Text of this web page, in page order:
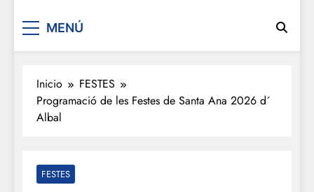
De festa en festa 2.0
MENÚ
Inicio
FESTES
Programació de les Festes de Santa Ana 2026 d´
Albal
FESTES